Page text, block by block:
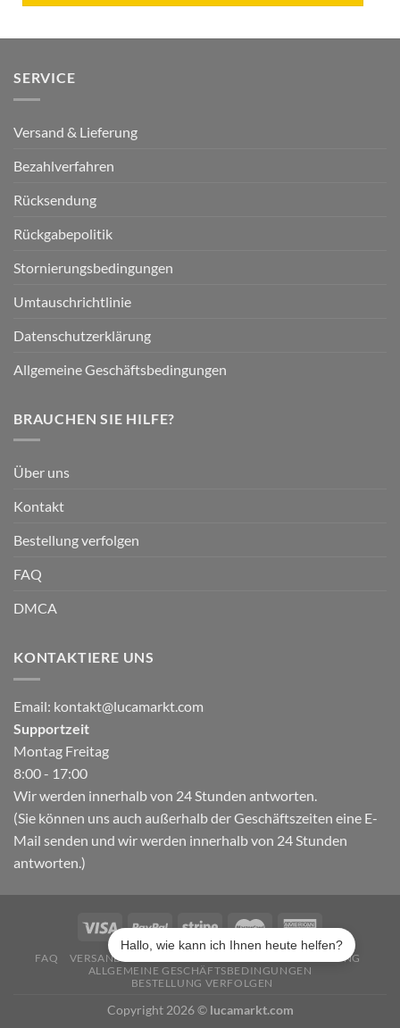
SERVICE
Versand & Lieferung
Bezahlverfahren
Rücksendung
Rückgabepolitik
Stornierungsbedingungen
Umtauschrichtlinie
Datenschutzerklärung
Allgemeine Geschäftsbedingungen
BRAUCHEN SIE HILFE?
Über uns
Kontakt
Bestellung verfolgen
FAQ
DMCA
KONTAKTIERE UNS
Email: kontakt@lucamarkt.com
Supportzeit
Montag Freitag
8:00 - 17:00
Wir werden innerhalb von 24 Stunden antworten.
(Sie können uns auch außerhalb der Geschäftszeiten eine E-
Mail senden und wir werden innerhalb von 24 Stunden
antworten.)
FAQ VERSAND & LIEFERUNG
DATENSCHUTZERKLÄRUNG
ALLGEMEINE GESCHÄFTSBEDINGUNGEN
BESTELLUNG VERFOLGEN
Copyright 2026 © lucamarkt.com
Hallo, wie kann ich Ihnen heute helfen?